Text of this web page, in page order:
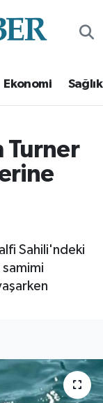
Ekonomi Sağlık
Turner
Sahili'ndeki